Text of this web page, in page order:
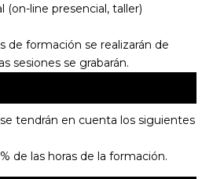
(on-line presencial, taller)
de formación se realizarán de
sesiones se grabarán.
tendrán en cuenta los siguientes
de las horas de la formación.